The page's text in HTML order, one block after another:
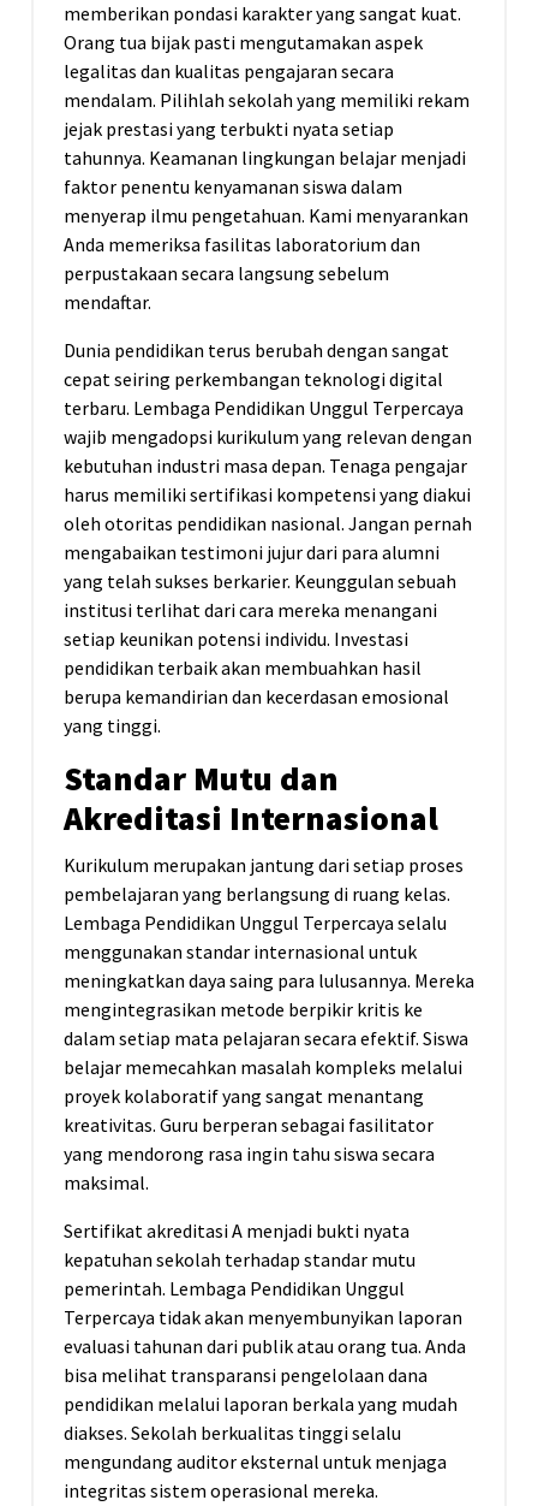
memberikan pondasi karakter yang sangat kuat.
Orang tua bijak pasti mengutamakan aspek
legalitas dan kualitas pengajaran secara
mendalam. Pilihlah sekolah yang memiliki rekam
jejak prestasi yang terbukti nyata setiap
tahunnya. Keamanan lingkungan belajar menjadi
faktor penentu kenyamanan siswa dalam
menyerap ilmu pengetahuan. Kami menyarankan
Anda memeriksa fasilitas laboratorium dan
perpustakaan secara langsung sebelum
mendaftar.
Dunia pendidikan terus berubah dengan sangat
cepat seiring perkembangan teknologi digital
terbaru. Lembaga Pendidikan Unggul Terpercaya
wajib mengadopsi kurikulum yang relevan dengan
kebutuhan industri masa depan. Tenaga pengajar
harus memiliki sertifikasi kompetensi yang diakui
oleh otoritas pendidikan nasional. Jangan pernah
mengabaikan testimoni jujur dari para alumni
yang telah sukses berkarier. Keunggulan sebuah
institusi terlihat dari cara mereka menangani
setiap keunikan potensi individu. Investasi
pendidikan terbaik akan membuahkan hasil
berupa kemandirian dan kecerdasan emosional
yang tinggi.
Standar Mutu dan
Akreditasi Internasional
Kurikulum merupakan jantung dari setiap proses
pembelajaran yang berlangsung di ruang kelas.
Lembaga Pendidikan Unggul Terpercaya selalu
menggunakan standar internasional untuk
meningkatkan daya saing para lulusannya. Mereka
mengintegrasikan metode berpikir kritis ke
dalam setiap mata pelajaran secara efektif. Siswa
belajar memecahkan masalah kompleks melalui
proyek kolaboratif yang sangat menantang
kreativitas. Guru berperan sebagai fasilitator
yang mendorong rasa ingin tahu siswa secara
maksimal.
Sertifikat akreditasi A menjadi bukti nyata
kepatuhan sekolah terhadap standar mutu
pemerintah. Lembaga Pendidikan Unggul
Terpercaya tidak akan menyembunyikan laporan
evaluasi tahunan dari publik atau orang tua. Anda
bisa melihat transparansi pengelolaan dana
pendidikan melalui laporan berkala yang mudah
diakses. Sekolah berkualitas tinggi selalu
mengundang auditor eksternal untuk menjaga
integritas sistem operasional mereka.